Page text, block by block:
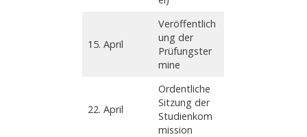
15. April
Veröffentlich
ung der
Prüfungster
mine
22. April
Ordentliche
Sitzung der
Studienkom
mission